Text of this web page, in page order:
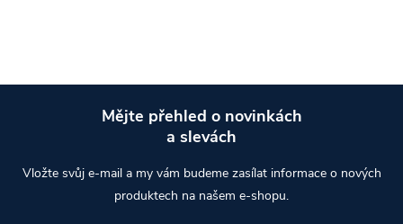
Mějte přehled o novinkách
a slevách
Vložte svůj e-mail a my vám budeme zasílat informace o nových
produktech na našem e-shopu.